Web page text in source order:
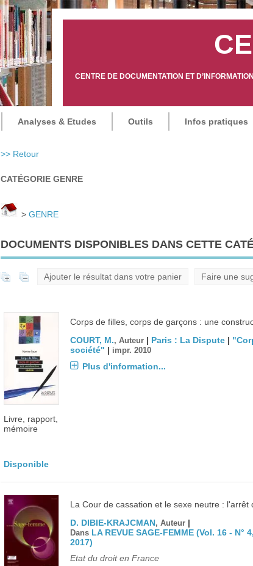
CENTRE DE DOCUMENTATION ET
Analyses & Etudes Outils Infos pratiques
>> Retour
CATÉGORIE GENRE
> GENRE
DOCUMENTS DISPONIBLES DANS CETTE
Ajouter le résultat dans votre panier Faire une
Livre, rapport,
mémoire
Corps de filles, corps de garçons : une
COURT, M., Auteur | Paris : La Dispute|
société" | impr. 2010
Plus d'information...
Disponible
La Cour de cassation et le sexe neutre : l'arrêt
D. DIBIE-KRAJCMAN, Auteur |
Dans LA REVUE SAGE-FEMME (Vol. 16 - N°
2017)
Etat du droit en France